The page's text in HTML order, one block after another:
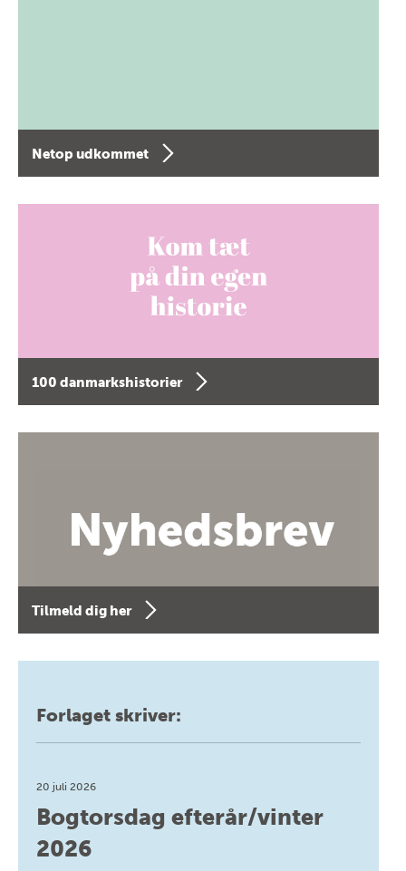
Netop udkommet
100 danmarkshistorier
Tilmeld dig her
Forlaget skriver:
20 juli 2026
Bogtorsdag efterår/vinter
2026